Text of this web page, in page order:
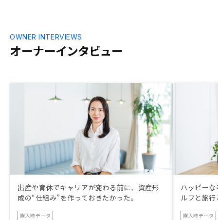
されていくかと思いますので、どんどん進
化していって頂きたいです。
オーナーインタビュー
OWNER INTERVIEWS
出産や育休でキャリアが変わる前に、資産形
成の“仕組み”を作っておきたかった。
購入時データ
ハッピー
ルフと旅
購入時データ